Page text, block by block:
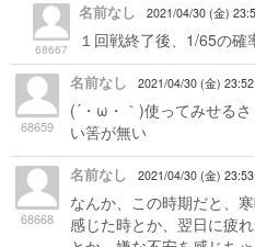
68667
名前なし 2021/04/30 (金)
１回戦終了後、1/65の確
68659
名前なし 2021/04/30 (金)
(´・ω・｀)使ってみせる
い筈が無い
68668
名前なし 2021/04/30 (金)
なんか、この時期だと、
感じた時とか、翌日に疲